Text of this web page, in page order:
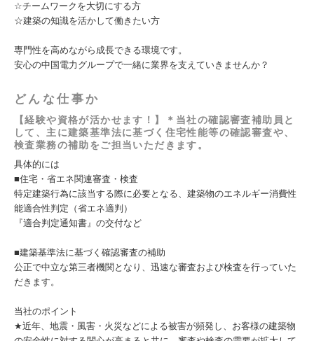
☆チームワークを大切にする方
☆建築の知識を活かして働きたい方
専門性を高めながら成長できる環境です。
安心の中国電力グループで一緒に業界を支えていきませんか？
どんな仕事か
【経験や資格が活かせます！】＊当社の確認審査補助員と
して、主に建築基準法に基づく住宅性能等の確認審査や、
検査業務の補助をご担当いただきます。
具体的には
■住宅・省エネ関連審査・検査
特定建築行為に該当する際に必要となる、建築物のエネルギー消費性
能適合性判定（省エネ適判）
『適合判定通知書』の交付など
■建築基準法に基づく確認審査の補助
公正で中立な第三者機関となり、迅速な審査および検査を行っていた
だきます。
当社のポイント
★近年、地震・風害・火災などによる被害が頻発し、お客様の建築物